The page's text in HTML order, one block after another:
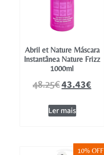
Abril et Nature Máscara
Instantânea Nature Frizz
1000ml
48.25€43.43€
Ler mais
10% OFF